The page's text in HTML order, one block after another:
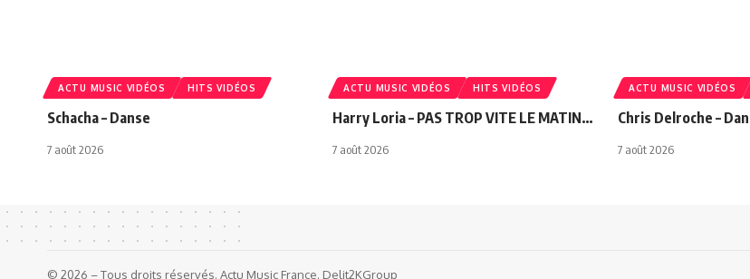
ACTU MUSIC VIDÉOS HITS VIDÉOS
Schacha – Danse
7 août 2026
ACTU MUSIC VIDÉOS HITS VIDÉOS
Harry Loria – PAS TROP VITE LE MATIN…
7 août 2026
ACTU MUSIC VIDÉOS
Chris Delroche –
7 août 2026
© 2026 – Tous droits réservés. Actu Music France. Delit2KGroup